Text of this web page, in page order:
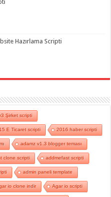
Hazırlama Scripti
Şirket scripti
E Ticaret scripti 2016 haber scripti
adamz v1.3 blogger teması
clone scripti addmefast scripti
admin paneli template
io clone indir Agar io scripti